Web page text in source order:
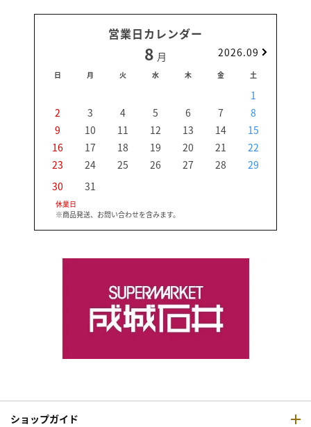
営業日カレンダー
8 月 2026.09
日 月 火 水 木 金 土
1
2
3 4 5 6 7
8
9
10 11 12 13 14
15
16
17 18 19 20 21
22
23
24 25 26 27 28
29
30
31
休業日
※商品発送、お問い合わせを含みます。
ショップガイド